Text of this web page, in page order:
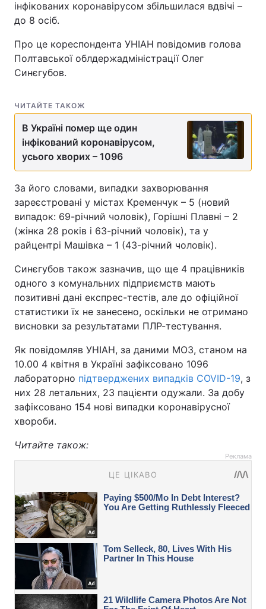
інфікованих коронавірусом збільшилася вдвічі –
до 8 осіб.
Про це кореспондента УНІАН повідомив голова
Полтавської облдержадміністрації Олег
Синєгубов.
ЧИТАЙТЕ ТАКОЖ
В Україні помер ще один
інфікований коронавірусом,
усього хворих – 1096
За його словами, випадки захворювання
зареєстровані у містах Кременчук – 5 (новий
випадок: 69-річний чоловік), Горішні Плавні – 2
(жінка 28 років і 63-річний чоловік), та у
райцентрі Машівка – 1 (43-річний чоловік).
Синєгубов також зазначив, що ще 4 працівників
одного з комунальних підприємств мають
позитивні дані експрес-тестів, але до офіційної
статистики їх не занесено, оскільки не отримано
висновки за результатами ПЛР-тестування.
Як повідомляв УНІАН, за даними МОЗ, станом на
10.00 4 квітня в Україні зафіксовано 1096
лабораторно підтверджених випадків COVID-19, з
них 28 летальних, 23 пацієнти одужали. За добу
зафіксовано 154 нові випадки коронавірусної
хвороби.
Читайте також:
Реклама